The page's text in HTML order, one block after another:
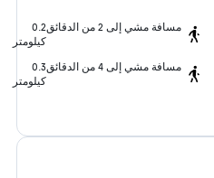
مسافة مشي إلى 2 من الدقائق
0.2
كيلومتر
مسافة مشي إلى 4 من الدقائق
0.3
كيلومتر